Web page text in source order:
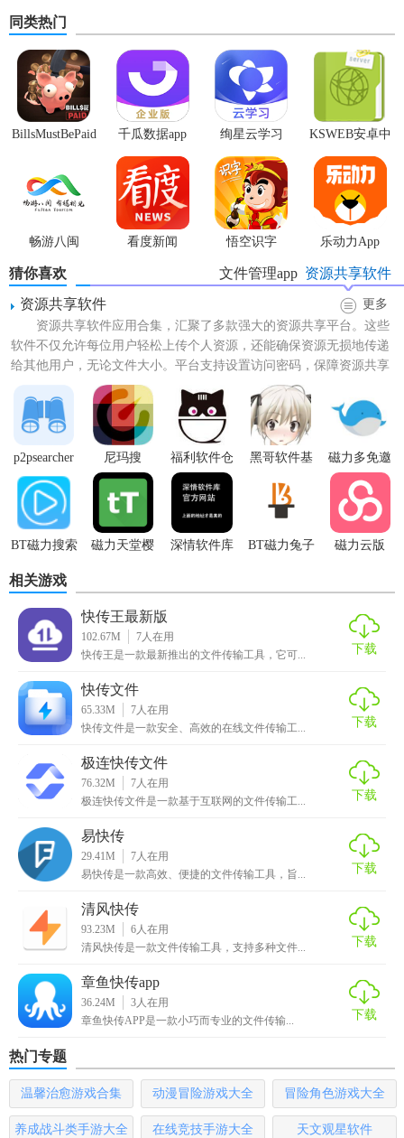
【FTP文件快传特色】
1. 多协议支持：同时支持FTP、SFTP等多种协议，满足不同
场景下的文件传输需求。
2. 图形化界面：提供直观易用的图形化界面，降低操作难
度，提高工作效率。
3. 断点续传：支持断点续传功能，即使传输过程中出现意外
中断，也能从上次中断处继续传输。
【FTP文件快传亮点】
1. 快速稳定：采用多线程技术，显著提升文件传输速度，同
时保证传输的稳定性。
2. 加密传输：支持SSL/TLS加密，确保文件在传输过程中的安
全，防止数据泄露。
3. 错误恢复：内置强大的错误恢复机制，自动重试失败的传
输任务，减少用户操作负担。
【FTP文件快传玩法】
1. 安装并打开FTP文件快传软件。
2. 在软件中输入远程服务器的FTP/SFTP地址、用户名和密码
3. 选择需要传输的本地文件或文件夹，点击“上传”或“下载”按
钮进行操作。
4. 等待传输完成，期间可查看传输进度和状态信息。
【FTP文件快传点评】
FTP文件快传是一款功能强大、操作简便的文件传输工具，它
通过多线程、加密传输等技术，确保了文件传输的高效性和
安全性。无论是个人用户还是企业用户，都能从中受益匪
浅，尤其适合需要频繁进行大文件传输的场景。其直观的图
形化界面和强大的错误恢复功能，更是极大地提升了用户体
同类热门
BillsMustBePaid
千瓜数据app 绚星云学习
KSWEB安卓中
文版
畅游八闽 看度新闻 悟空识字 乐动力App
猜你喜欢 资源共享软件
文件管理app
资源共享软件
更多
资源共享软件应用合集，汇聚了多款强大的资源共享平台。这些
软件不仅允许每位用户轻松上传个人资源，还能确保资源无损地传递
给其他用户，无论文件大小。平台支持设置访问密码，保障资源共享
的安全性，只有掌握密码的...
p2psearcher
安卓
尼玛搜
福利软件仓
库软件
黑哥软件基
磁力多免邀
请码
BT磁力搜索
磁力天堂樱
深情软件库 BT磁力兔子 磁力云版
相关游戏
快传王最新版
102.67M 7人在用
快传王是一款最新推出的文件传输工具，它可...
下载
快传文件
65.33M 7人在用
快传文件是一款安全、高效的在线文件传输工...
下载
极连快传文件
76.32M 7人在用
极连快传文件是一款基于互联网的文件传输工...
下载
易快传
29.41M 7人在用
易快传是一款高效、便捷的文件传输工具，旨...
下载
清风快传
93.23M 6人在用
清风快传是一款文件传输工具，支持多种文件...
下载
章鱼快传app
36.24M 3人在用
章鱼快传APP是一款小巧而专业的文件传输...
下载
热门专题
温馨治愈游戏合集 动漫冒险游戏大全 冒险角色游戏大全
养成战斗类手游大全 在线竞技手游大全 天文观星软件